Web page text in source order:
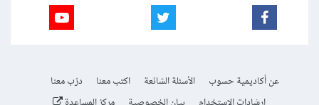
عن أكاديمية حسوب الأسئلة الشائعة اكتب معنا
درّب معنا